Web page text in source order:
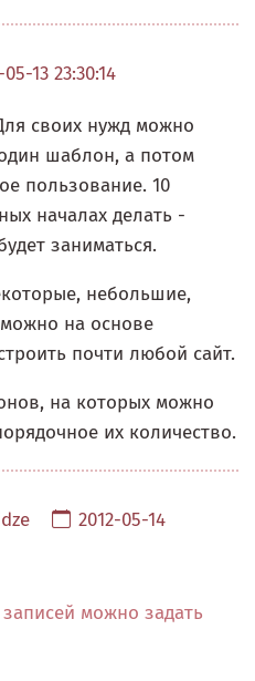
05-13 23:30:14
своих нужд можно
шаблон, а потом
пользование. 10
началах делать -
заниматься.
небольшие,
на основе
почти любой сайт.
на которых можно
их количество.
2012-05-14
можно задать